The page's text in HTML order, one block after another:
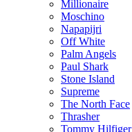
Millionaire
Moschino
Napapijri
Off White
Palm Angels
Paul Shark
Stone Island
Supreme
The North Face
Thrasher
Tommy Hilfiger